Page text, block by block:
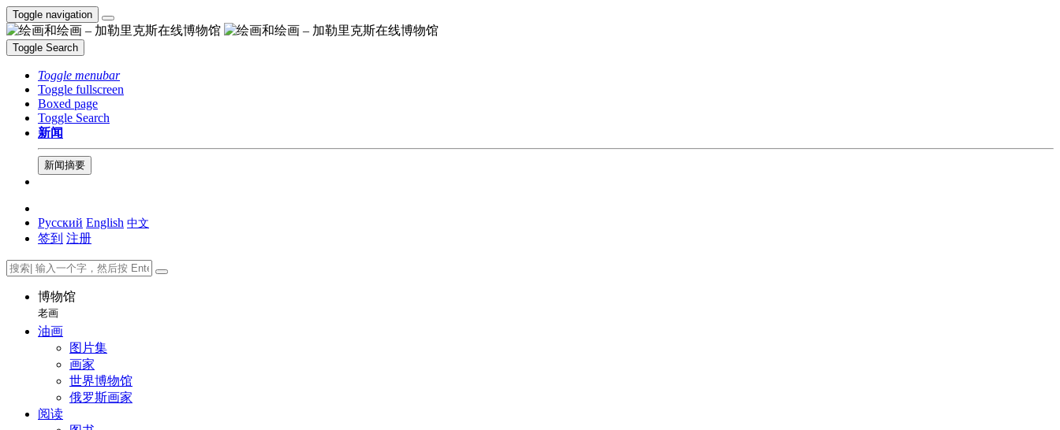
Toggle navigation
Toggle Search
Toggle menubar
Toggle fullscreen
Boxed page
Toggle Search
新闻
新闻摘要
Русский English 中文
签到 注册
博物馆
老画
油画
图片集
画家
世界博物馆
俄罗斯画家
阅读